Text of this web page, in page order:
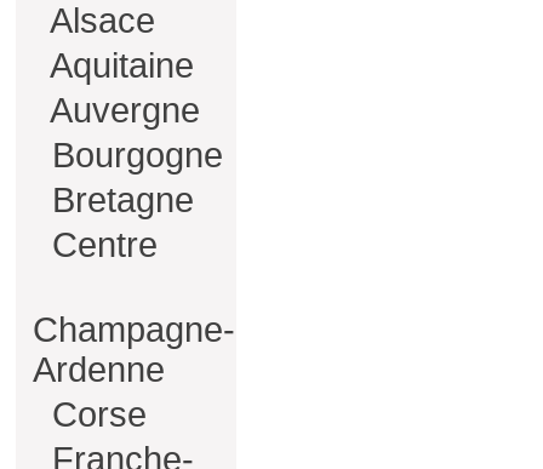
Alsace
Aquitaine
Auvergne
Bourgogne
Bretagne
Centre
Champagne-
Ardenne
Corse
Franche-